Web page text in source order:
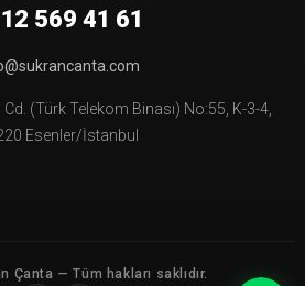
569 41 61
(Türk Telekom Binası) No:55, K-3-4,
Esenler/İstanbul
Çanta — Tüm hakları saklıdır.